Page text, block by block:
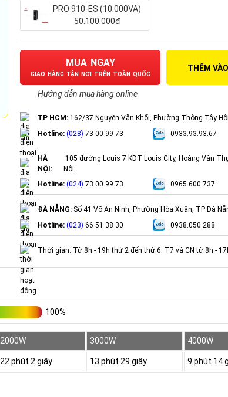
PRO 910-ES (10.000VA)
50.100.000đ
MUA NGAY
GIAO HÀNG TẬN NƠI TRÊN TOÀN QUỐC
THÊM
Hướng dẫn mua hàng online
TP HCM: 162/37 Nguyễn Văn Khối, Phường Thông Tây
Hotline: (028) 73 00 99 73 0933.93.93.67
HÀ
NỘI:
105 đường Louis 7 KĐT Louis City, Hoàng Văn
Nội
Hotline: (024) 73 00 99 73 0965.600.737
ĐÀ NẴNG: Số 41 Võ An Ninh, Phường Hòa Xuân, TP Đà
Hotline: (023) 66 51 38 30 0938.050.288
Thời gian: Từ 8h - 19h thứ 2 đến thứ 6. T7 và CN từ 8h -
100%
2000W 3000W 4000W
22 phút 2 giây 13 phút 29 giây 9 phút 14